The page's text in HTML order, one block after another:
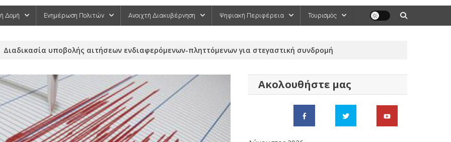
Δομή Ενημέρωση Πολιτών Ανοιχτή Διακυβέρνηση Ψηφιακή Περιφέρεια Τουρισμός
Διαδικασία υποβολής αιτήσεων ενδιαφερόμενων-πληττόμενων για στεγαστική συνδρομή
Ακολουθήστε μας